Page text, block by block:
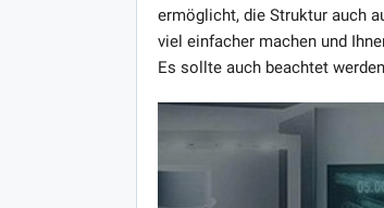
ermöglicht, die Struktur auch
viel einfacher machen und
Es sollte auch beachtet